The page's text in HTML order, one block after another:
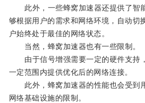
此外，一些蜂窝加速器还提供了智
够根据用户的需求和网络环境，自动切
户始终处于最佳的网络状态。
当然，蜂窝加速器也有一些限制。
由于信号增强需要一定的硬件支持
一定范围内提供优化后的网络连接。
此外，蜂窝加速器的性能也会受到
网络基础设施的限制。